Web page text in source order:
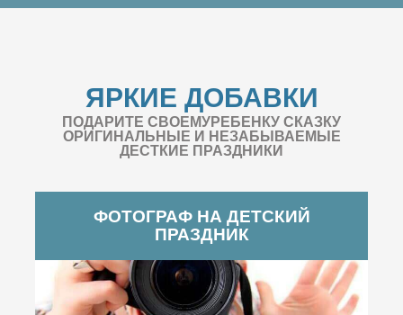
ЯРКИЕ ДОБАВКИ
ПОДАРИТЕ СВОЕМУРЕБЕНКУ СКАЗКУ
ОРИГИНАЛЬНЫЕ И НЕЗАБЫВАЕМЫЕ
ДЕСТКИЕ ПРАЗДНИКИ
ФОТОГРАФ НА ДЕТСКИЙ
ПРАЗДНИК